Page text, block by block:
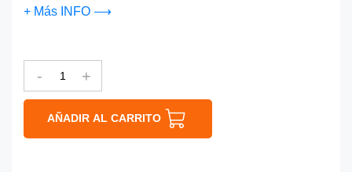
+ Más INFO ⟶
- +
AÑADIR AL CARRITO